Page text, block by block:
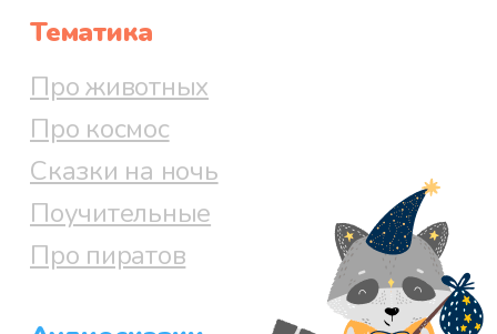
Тематика
Про животных
Про космос
Сказки на ночь
Поучительные
Про пиратов